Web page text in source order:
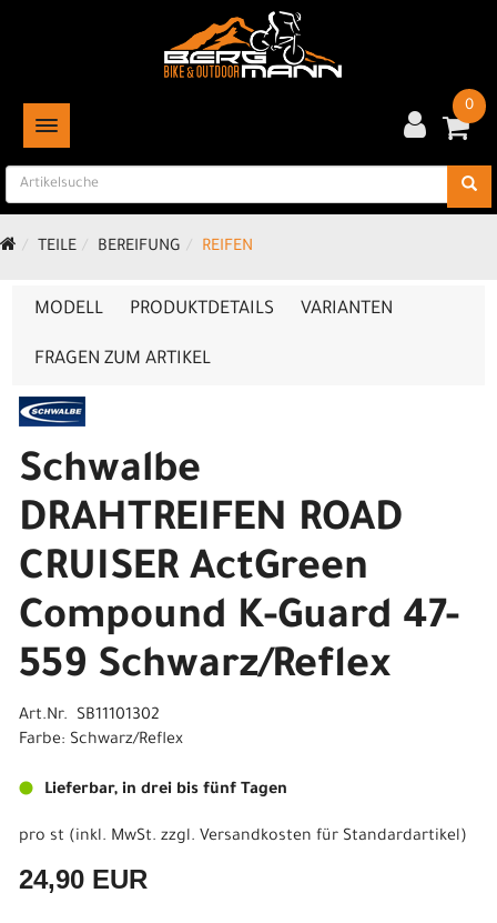
TOGGLE NAVIGATION
0
TEILE BEREIFUNG REIFEN
MODELL PRODUKTDETAILS VARIANTEN
FRAGEN ZUM ARTIKEL
Schwalbe
DRAHTREIFEN ROAD
CRUISER ActGreen
Compound K-Guard 47-
559 Schwarz/Reflex
Art.Nr. SB11101302
Farbe: Schwarz/Reflex
Lieferbar, in drei bis fünf Tagen
pro st (inkl. MwSt. zzgl. Versandkosten für Standardartikel)
24,90 EUR